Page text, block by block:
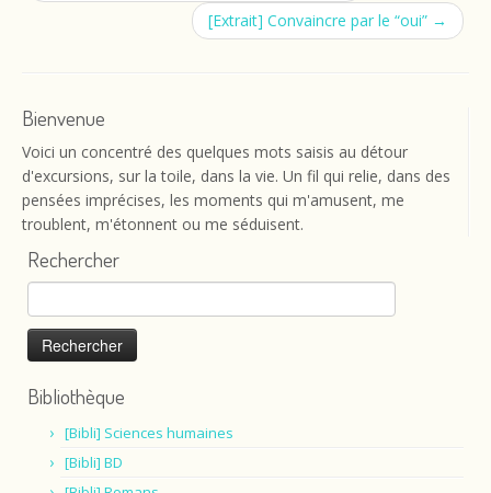
[Extrait] Convaincre par le “oui” →
Bienvenue
Voici un concentré des quelques mots saisis au détour
d'excursions, sur la toile, dans la vie. Un fil qui relie, dans des
pensées imprécises, les moments qui m'amusent, me
troublent, m'étonnent ou me séduisent.
Rechercher
Rechercher :
Bibliothèque
[Bibli] Sciences humaines
[Bibli] BD